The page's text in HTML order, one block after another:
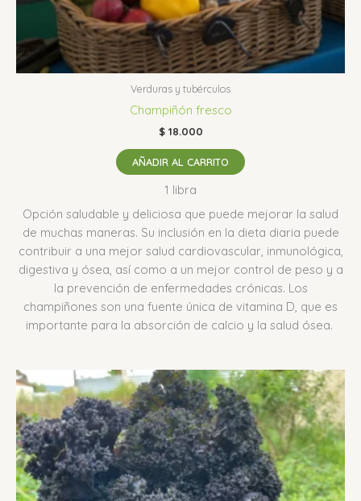
Verduras y tubérculos
Champiñón fresco
$18.000
AÑADIR AL CARRITO
1 libra
Opción saludable y deliciosa que puede mejorar la salud
de muchas maneras. Su inclusión en la dieta diaria puede
contribuir a una mejor salud cardiovascular, inmunológica,
digestiva y ósea, así como a un mejor control de peso y a
la prevención de enfermedades crónicas. Los
champiñones son una fuente única de vitamina D, que es
importante para la absorción de calcio y la salud ósea.